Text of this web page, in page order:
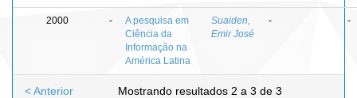
2000 -
A pesquisa em
Ciência da
Informação na
América Latina
Suaiden,
Emir José
- -
Mostrando resultados 2 a 3 de 3
< Anterior